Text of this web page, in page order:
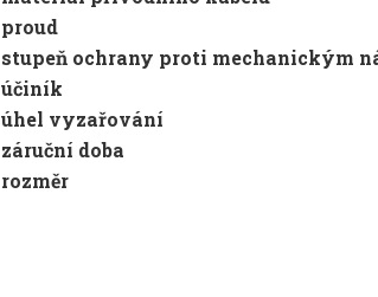
proud
stupeň ochrany proti mechanickým
účiník
úhel vyzařování
záruční doba
rozměr